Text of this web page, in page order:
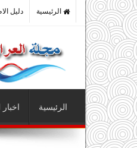
الرئيسية دليل
الرئيسية